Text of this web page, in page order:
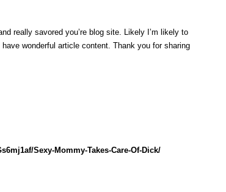
really savored you’re blog site. Likely I’m likely to
wonderful article content. Thank you for sharing
Sexy-Mommy-Takes-Care-Of-Dick/